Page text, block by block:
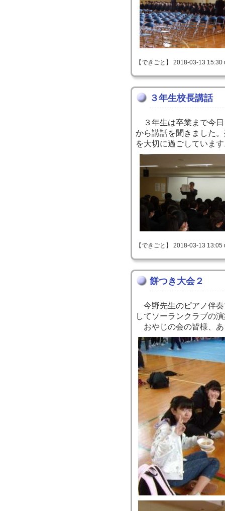
【できごと】 2018-03-13
３年生校長講話
３年生は卒業まで今日
から講話を聞きました
を大切に過ごしていま
【できごと】 2018-03-13
餅つき大会２
今野先生のピアノ伴奏
してソーランクラブの
おやじの会の皆様、